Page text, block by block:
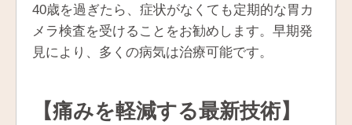
40歳を過ぎたら、症状がなくても定期的な胃カ
メラ検査を受けることをお勧めします。早期発
見により、多くの病気は治療可能です。
【痛みを軽減する最新技術】